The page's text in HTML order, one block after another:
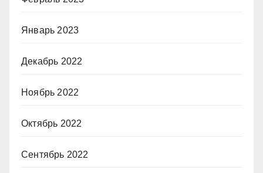
Январь 2023
Декабрь 2022
Ноябрь 2022
Октябрь 2022
Сентябрь 2022